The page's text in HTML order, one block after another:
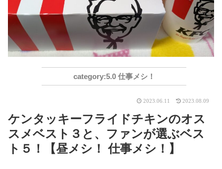
5.0 仕事メシ！
2023.06.11 2023.08.09
ケンタッキーフライドチキンのオス
スメベスト３と、ファンが選ぶベス
ト５！【昼メシ！ 仕事メシ！】